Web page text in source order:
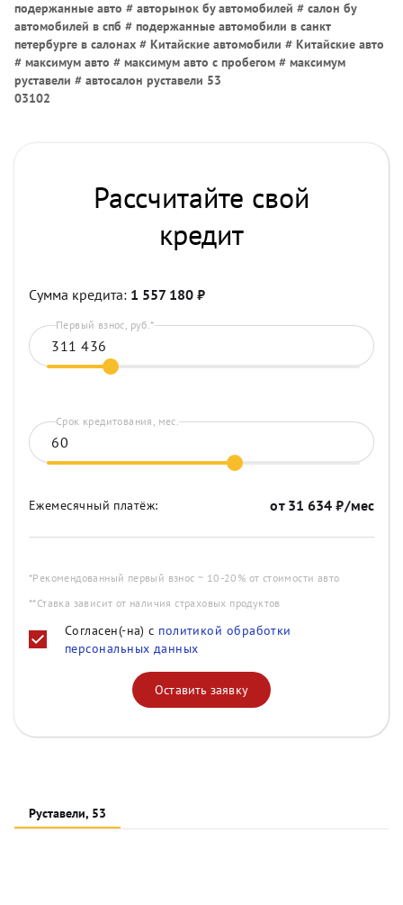
подержанные авто # авторынок бу автомобилей # салон бу
автомобилей в спб # подержанные автомобили в санкт
петербурге в салонах # Китайские автомобили # Китайские авто
# максимум авто # максимум авто с пробегом # максимум
руставели # автосалон руставели 53
03102
Рассчитайте свой
кредит
Сумма кредита: 1 557 180 ₽
Первый взнос, руб.*
Срок кредитования, мес.
Ежемесячный платёж: от 31 634 ₽/мес
*Рекомендованный первый взнос ~ 10-20% от стоимости авто
**Ставка зависит от наличия страховых продуктов
Согласен(-на) с политикой обработки
персональных данных
Оставить заявку
Руставели, 53